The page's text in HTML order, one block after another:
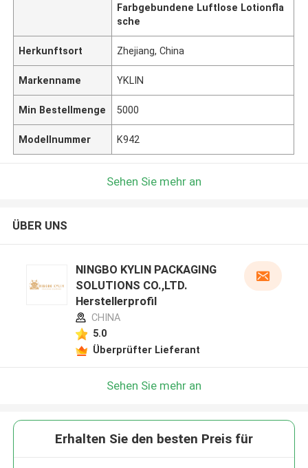
Farbgebundene Luftlose Lotionfla
sche
Herkunftsort Zhejiang, China
Markenname YKLIN
Min Bestellmenge 5000
Modellnummer K942
Sehen Sie mehr an
ÜBER UNS
NINGBO KYLIN PACKAGING
SOLUTIONS CO.,LTD.
Herstellerprofil
CHINA
5.0
Überprüfter Lieferant
Sehen Sie mehr an
Erhalten Sie den besten Preis für